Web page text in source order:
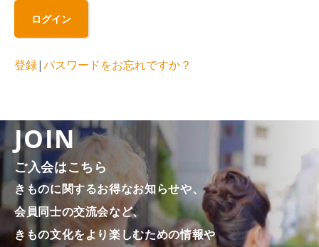
登録|パスワードをお忘れですか？
JOIN
ご入会はこちら
きものに関するお得なお知らせや、
会員同士の交流会など、
きもの文化をより楽しむための情報や